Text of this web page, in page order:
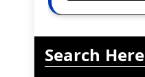
Search Here